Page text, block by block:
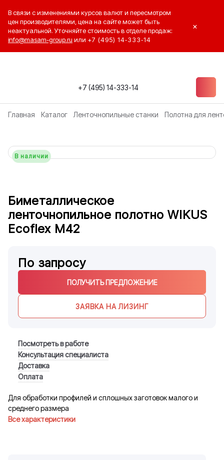
В связи с изменениями курсов валют и пересмотром
цен производителями, цена на сайте может быть
неактуальной. Уточняйте стоимость в отделе продаж:
info@masam-group.ru или +7 (495) 14‑333‑14
×
+7 (495) 14-333-14
Главная Каталог Ленточнопильные станки Полотна для
В наличии
Биметаллическое
ленточнопильное полотно WIKUS
Ecoflex M42
По запросу
ПОЛУЧИТЬ ПРЕДЛОЖЕНИЕ
ЗАЯВКА НА ЛИЗИНГ
Посмотреть в работе
Консультация специалиста
Доставка
Оплата
Для обработки профилей и сплошных заготовок малого и
среднего размера
Все характеристики